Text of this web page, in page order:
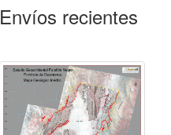
Envíos recientes